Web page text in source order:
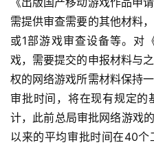
游
戏
业
界
手
机
需提供审查需要的其他材料
或1部游戏审查设备等。对
戏，需要提交的申报材料与
权的网络游戏所需材料保持
审批时间，将在现有规定
计，此前总局审批网络游戏
以来的平均审批时间在40